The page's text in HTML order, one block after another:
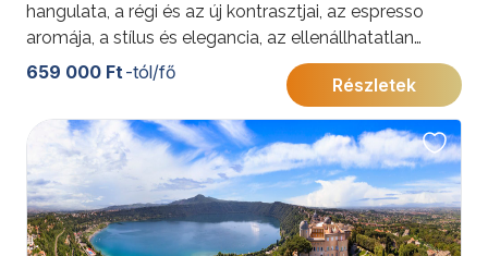
hangulata, a régi és az új kontrasztjai, az espresso
aromája, a stílus és elegancia, az ellenállhatatlan
ételek - és persze italok, a végtelen tenger „azzurrója”
– és még ezernyi más érzékekre ható élmény ejti itt
örökre rabul az utazók szívét.
További érdekességekért Olaszországról kattintson
ide
659 000 Ft-tól/fő
Részletek